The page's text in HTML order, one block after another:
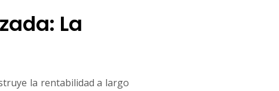
La
la rentabilidad a largo